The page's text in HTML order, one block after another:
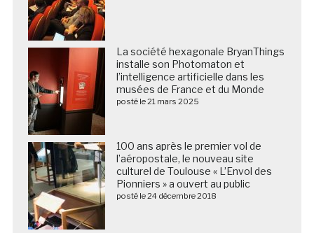
La société hexagonale BryanThings
installe son Photomaton et
l’intelligence artificielle dans les
musées de France et du Monde
posté le 21 mars 2025
100 ans après le premier vol de
l’aéropostale, le nouveau site
culturel de Toulouse « L’Envol des
Pionniers » a ouvert au public
posté le 24 décembre 2018